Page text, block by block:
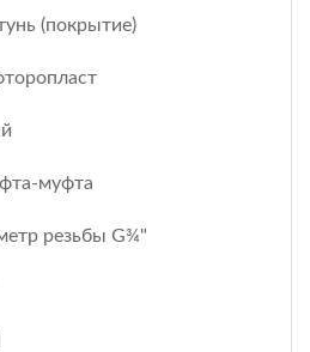
(покрытие)
муфта
резьбы G¾"